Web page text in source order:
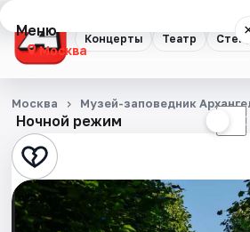
Концерты Театр
Меню
Москва
Концерты
Театр
Стендап
Выставки
Ночной режим ☾
Москва Музей-заповедник